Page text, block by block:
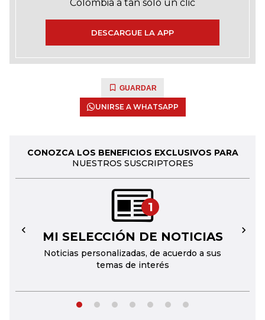
Colombia a tan solo un clic
DESCARGUE LA APP
GUARDAR
UNIRSE A WHATSAPP
CONOZCA LOS BENEFICIOS EXCLUSIVOS PARA
NUESTROS SUSCRIPTORES
1
MI SELECCIÓN DE NOTICIAS
Noticias personalizadas, de acuerdo a sus
temas de interés
← →